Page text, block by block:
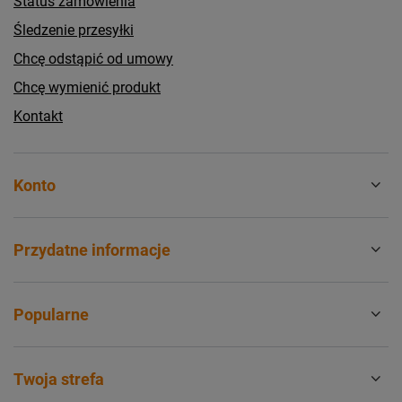
Śledzenie przesyłki
Chcę odstąpić od umowy
Chcę wymienić produkt
Kontakt
Konto
Przydatne informacje
Popularne
Twoja strefa